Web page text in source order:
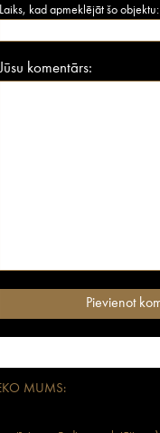
Laiks, kad apmeklējāt šo objektu:
Jūsu komentārs:
MUMS: